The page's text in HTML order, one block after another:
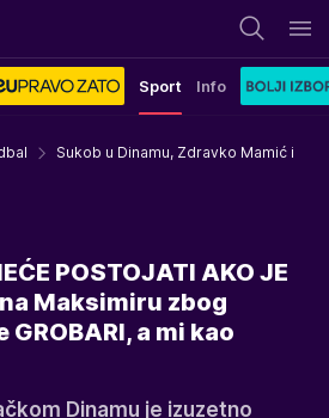
Sport Info
Sukob u Dinamu, Zdravko Mamić i
POSTOJATI AKO JE
Maksimiru zbog
a mi kao
Dinamu je izuzetno